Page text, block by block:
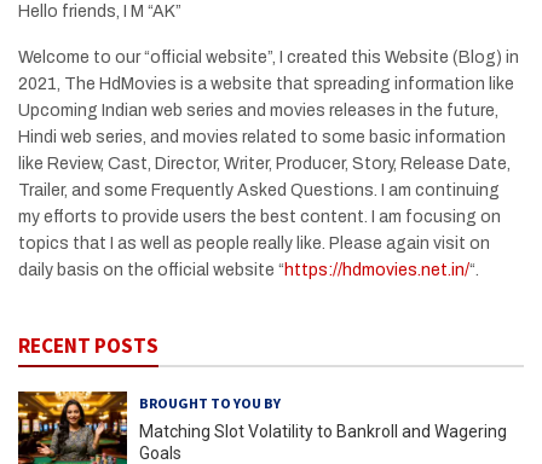
Hello friends, I M “AK”
Welcome to our “official website”, I created this Website (Blog) in
2021, The HdMovies is a website that spreading information like
Upcoming Indian web series and movies releases in the future,
Hindi web series, and movies related to some basic information
like Review, Cast, Director, Writer, Producer, Story, Release Date,
Trailer, and some Frequently Asked Questions. I am continuing
my efforts to provide users the best content. I am focusing on
topics that I as well as people really like. Please again visit on
daily basis on the official website “ https://hdmovies.net.in/“.
RECENT POSTS
BROUGHT TO YOU BY
Matching Slot Volatility to Bankroll and Wagering
Goals